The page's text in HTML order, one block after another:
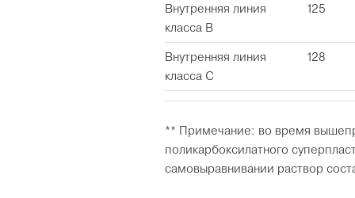
Внутренняя линия
класса В
125
Внутренняя линия
класса C
128
** Примечание: во время
поликарбоксилатного
самовыравнивании раствор